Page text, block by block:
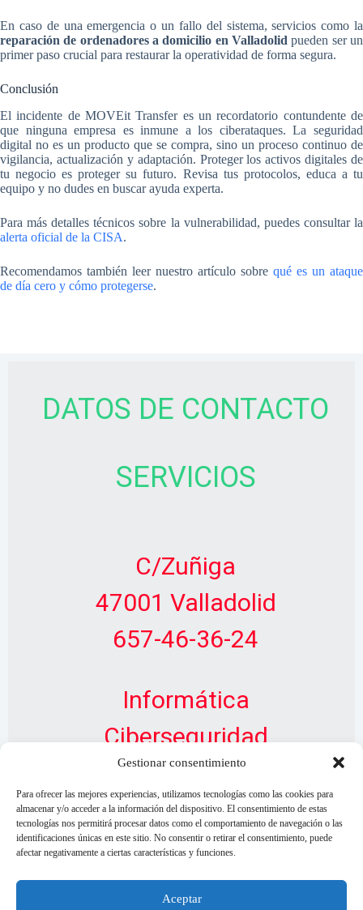
Gestionar consentimiento
Para ofrecer las mejores experiencias, utilizamos tecnologías como las cookies para
almacenar y/o acceder a la información del dispositivo. El consentimiento de estas
tecnologías nos permitirá procesar datos como el comportamiento de navegación o las
identificaciones únicas en este sitio. No consentir o retirar el consentimiento, puede
afectar negativamente a ciertas características y funciones.
Aceptar
En caso de una emergencia o un fallo del sistema, servicios como la
reparación de ordenadores a domicilio en Valladolid pueden ser un
primer paso crucial para restaurar la operatividad de forma segura.
Conclusión
El incidente de MOVEit Transfer es un recordatorio contundente de
que ninguna empresa es inmune a los ciberataques. La seguridad
digital no es un producto que se compra, sino un proceso continuo de
vigilancia, actualización y adaptación. Proteger los activos digitales de
tu negocio es proteger su futuro. Revisa tus protocolos, educa a tu
equipo y no dudes en buscar ayuda experta.
Para más detalles técnicos sobre la vulnerabilidad, puedes consultar la
alerta oficial de la CISA.
Recomendamos también leer nuestro artículo sobre qué es un ataque
de día cero y cómo protegerse.
DATOS DE CONTACTO
SERVICIOS
C/Zuñiga
47001 Valladolid
657-46-36-24
Informática
Ciberseguridad
Diseño Web